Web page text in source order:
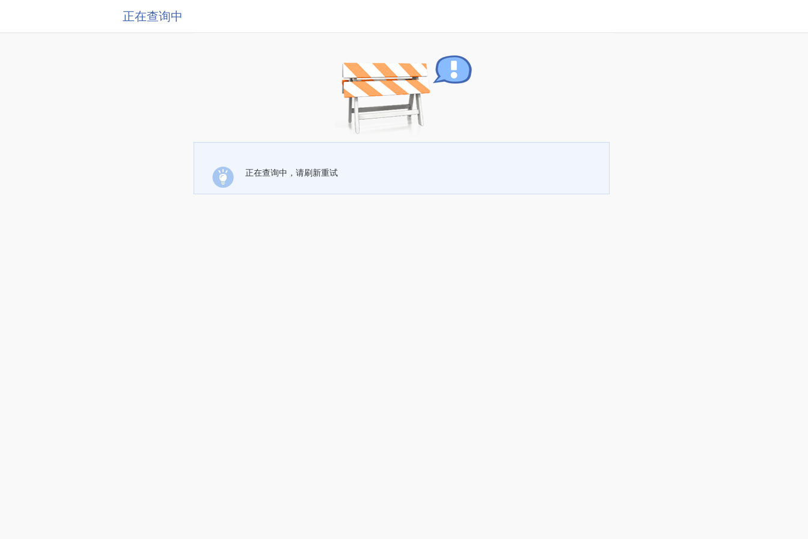
正在查询中
正在查询中，请刷新重试